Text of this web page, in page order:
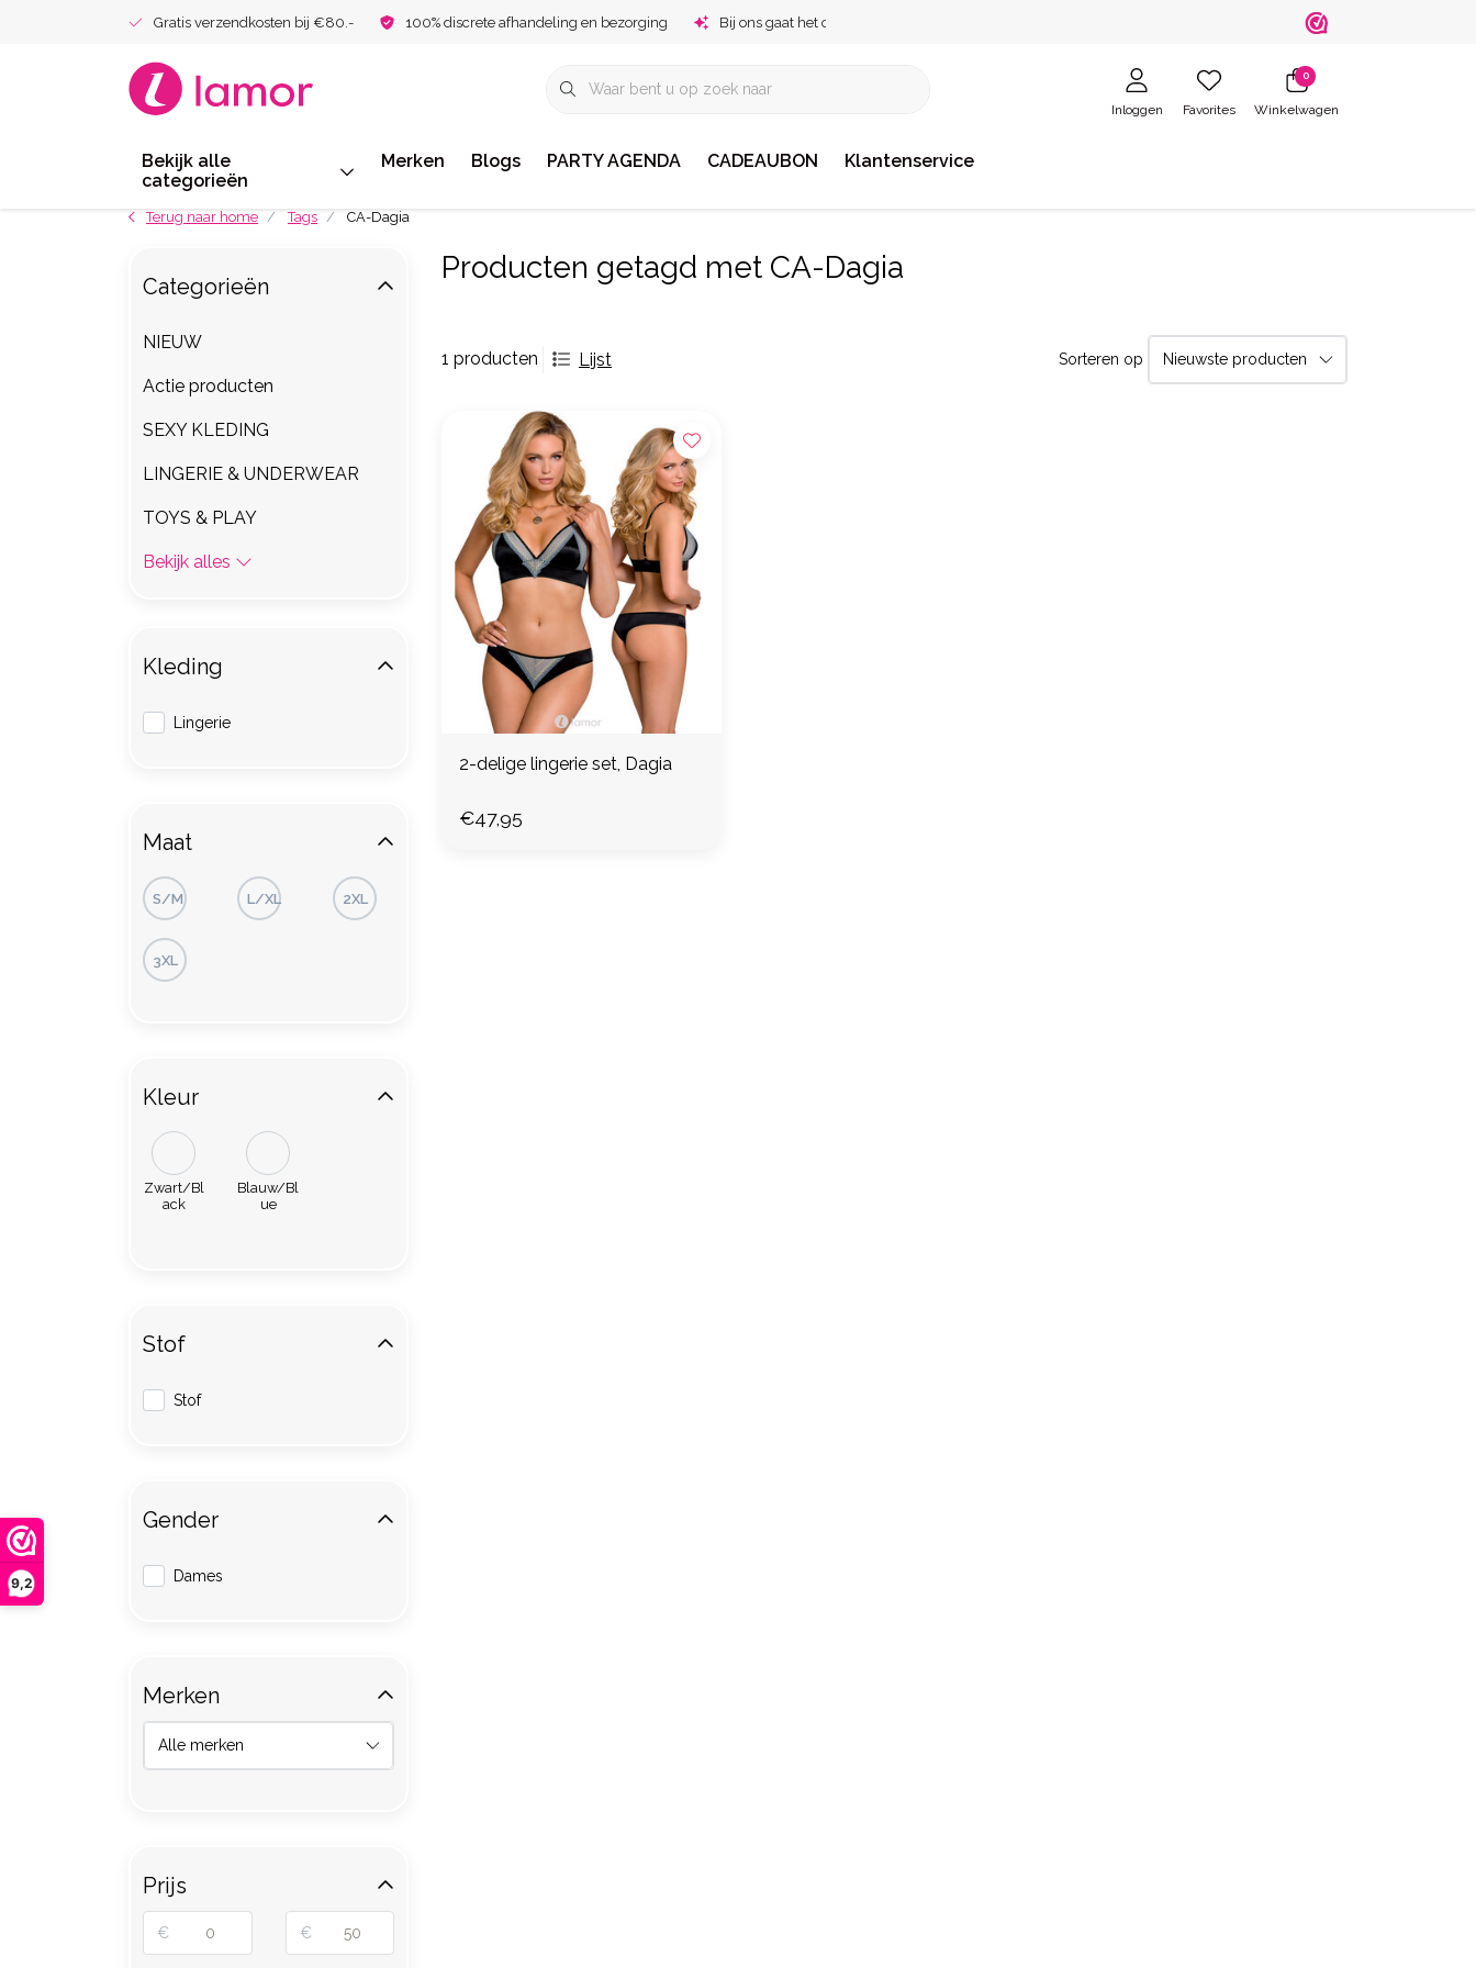
9,2
Gratis verzendkosten bij €80.- 100% discrete afhandeling en bezorging Bij ons gaat het om jou!
Inloggen Favorites
0
Winkelwagen
Bekijk alle
categorieën
Merken Blogs PARTY AGENDA CADEAUBON Klantenservice
Terug naar home Tags CA-Dagia
Producten getagd met CA-Dagia
1 producten Lijst Sorteren op
2-delige lingerie set, Dagia
€47,95
Categorieën
NIEUW
Actie producten
SEXY KLEDING
LINGERIE & UNDERWEAR
TOYS & PLAY
Bekijk alles
Kleding
Lingerie
Maat
S/M L/XL 2XL
3XL
Kleur
Zwart/Bl
ack
Blauw/Bl
ue
Stof
Stof
Gender
Dames
Merken
Prijs
€ €